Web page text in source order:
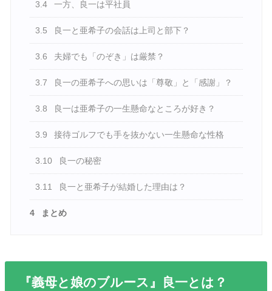
3.4 一方、良一は平社員
3.5 良一と亜希子の会話は上司と部下？
3.6 夫婦でも「のぞき」は厳禁？
3.7 良一の亜希子への思いは「尊敬」と「感謝」？
3.8 良一は亜希子の一生懸命なところが好き？
3.9 接待ゴルフでも手を抜かない一生懸命な性格
3.10 良一の秘密
3.11 良一と亜希子が結婚した理由は？
4 まとめ
『義母と娘のブルース』良一とは？